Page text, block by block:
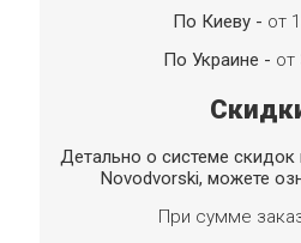
По Киеву - от
По Украине - от
Детально о системе скидок
Novodvorski, можете
При сумме